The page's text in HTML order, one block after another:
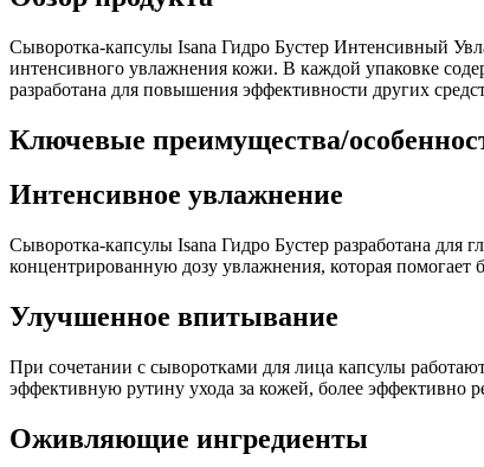
Сыворотка-капсулы Isana Гидро Бустер Интенсивный
интенсивного увлажнения кожи. В каждой упаковке
разработана для повышения эффективности других
Ключевые преимущества/
Интенсивное увлажнение
Сыворотка-капсулы Isana Гидро Бустер разработана для
концентрированную дозу увлажнения, которая
Улучшенное впитывание
При сочетании с сыворотками для лица капсулы
эффективную рутину ухода за кожей, более эффективно
Оживляющие ингредиенты